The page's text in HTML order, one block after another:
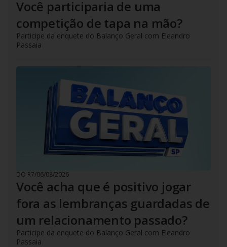
Você participaria de uma
competição de tapa na mão?
Participe da enquete do Balanço Geral com Eleandro
Passaia
DO R7/06/08/2026
Você acha que é positivo jogar
fora as lembranças guardadas de
um relacionamento passado?
Participe da enquete do Balanço Geral com Eleandro
Passaia